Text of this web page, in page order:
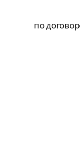
по